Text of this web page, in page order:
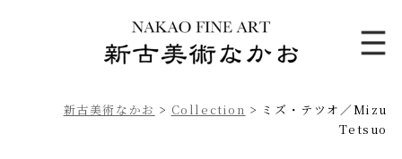
新古美術なかお > Collection > ミズ・テツオ／Mizu
Tetsuo